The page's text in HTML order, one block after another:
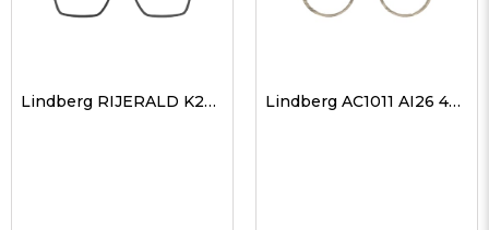
Lindberg RIJERALD K2410 52 Unisex Optik Gözlükler Lindberg AC1011 AI26 44 Unisex Optik Gözlükler